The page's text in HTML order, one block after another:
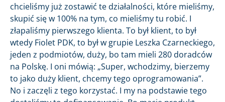
chcieliśmy już zostawić te działalności, które mieliśmy,
skupić się w 100% na tym, co mieliśmy tu robić. I
złapaliśmy pierwszego klienta. To był klient, to był
wtedy Fiolet PDK, to był w grupie Leszka Czarneckiego,
jeden z podmiotów, duży, bo tam mieli 280 doradców
na Polskę. I oni mówią: „Super, wchodzimy, bierzemy
to jako duży klient, chcemy tego oprogramowania”.
No i zaczęli z tego korzystać. I my na podstawie tego